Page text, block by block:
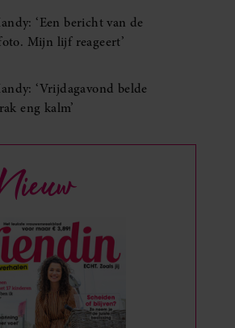
‘Een bericht van de
Mijn lijf reageert’
‘Vrijdagavond belde
eng kalm’